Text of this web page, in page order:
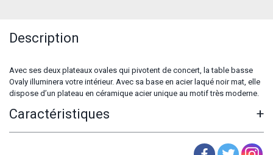
Description
Avec ses deux plateaux ovales qui pivotent de concert, la table basse
Ovaly illuminera votre intérieur. Avec sa base en acier laqué noir mat, elle
dispose d’un plateau en céramique acier unique au motif très moderne.
Caractéristiques +